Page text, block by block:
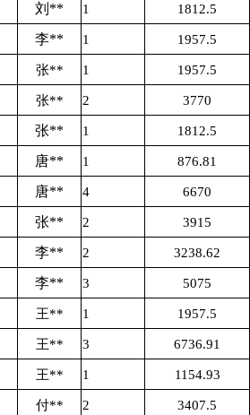
刘** 1 1812.5
李** 1 1957.5
张** 1 1957.5
张** 2 3770
张** 1 1812.5
唐** 1 876.81
唐** 4 6670
张** 2 3915
李** 2 3238.62
李** 3 5075
王** 1 1957.5
王** 3 6736.91
王** 1 1154.93
付** 2 3407.5